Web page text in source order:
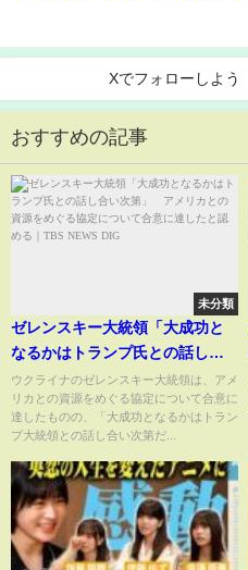
Xでフォローしよう
おすすめの記事
未分類
ゼレンスキー大統領「大成功と
なるかはトランプ氏との話し合
い次第」 アメリカとの資源を
めぐる協定について合意に達し
たと認める｜TBS NEWS DIG
ウクライナのゼレンスキー大統領は、アメ
リカとの資源をめぐる協定について合意に
達したものの、「大成功となるかはトラン
プ大統領との話し合い次第だ...